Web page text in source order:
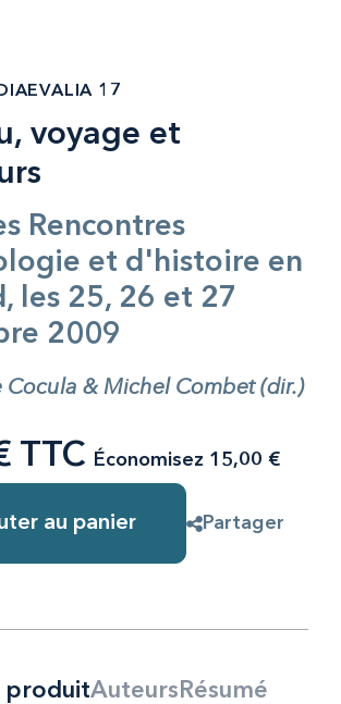
17
voyage et
Rencontres
et d'histoire en
les 25, 26 et 27
2009
& Michel Combet (dir.)
TTC Économisez 15,00 €
au panier Partager
produitAuteurs Résumé